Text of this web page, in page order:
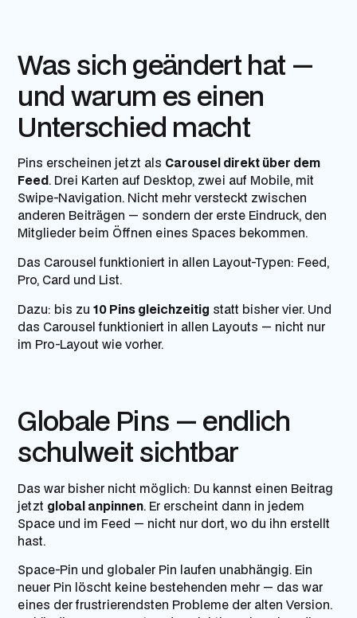
Was sich geändert hat —
und warum es einen
Unterschied macht
Pins erscheinen jetzt als Carousel direkt über dem
Feed. Drei Karten auf Desktop, zwei auf Mobile, mit
Swipe-Navigation. Nicht mehr versteckt zwischen
anderen Beiträgen — sondern der erste Eindruck, den
Mitglieder beim Öffnen eines Spaces bekommen.
Das Carousel funktioniert in allen Layout-Typen: Feed,
Pro, Card und List.
Dazu: bis zu10 Pins gleichzeitig statt bisher vier. Und
das Carousel funktioniert in allen Layouts — nicht nur
im Pro-Layout wie vorher.
Globale Pins — endlich
schulweit sichtbar
Das war bisher nicht möglich: Du kannst einen Beitrag
jetzt global anpinnen. Er erscheint dann in jedem
Space und im Feed — nicht nur dort, wo du ihn erstellt
hast.
Space-Pin und globaler Pin laufen unabhängig. Ein
neuer Pin löscht keine bestehenden mehr — das war
eines der frustrierendsten Probleme der alten Version.